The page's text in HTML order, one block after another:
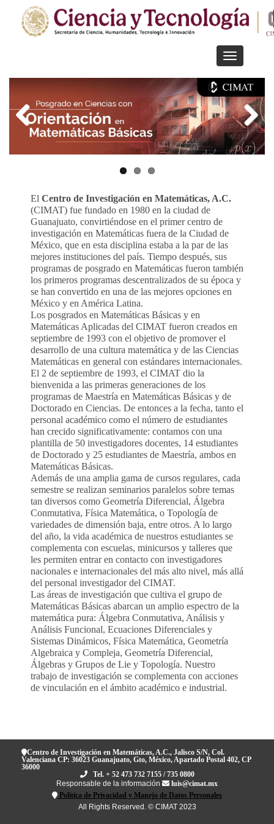
contenido
Toggle
navigation
El Centro de Investigación en Matemáticas, A.C.
(CIMAT) fue fundado en 1980 en la ciudad de
Guanajuato, convirtiéndose en el primer centro de
investigación en Matemáticas fuera de la Ciudad de
México, que en esta disciplina estaba a la par de las
mejores instituciones del país. Tiempo después, sus
programas de posgrado en Matemáticas fueron también
los primeros programas descentralizados de su época y
se han convertido en una de las mejores opciones en
México y en América Latina.
Los posgrados en Matemáticas Básicas y en
Matemáticas Aplicadas del CIMAT fueron creados en
septiembre de 1993 con el objetivo de promover el
desarrollo de una cultura matemática y de las Ciencias
Matemáticas en general con estándares internacionales.
El 2 de septiembre de 1993, el CIMAT dio la
bienvenida a las primeras generaciones de los
programas de Maestría en Matemáticas Básicas y de
Doctorado en Ciencias. De entonces a la fecha, tanto el
personal académico como el número de estudiantes
han crecido significativamente: contamos con una
plantilla de 50 investigadores docentes, 14 estudiantes
de Doctorado y 25 estudiantes de Maestría, ambos en
Matemáticas Básicas.
Además de una amplia gama de cursos regulares, cada
semestre se realizan seminarios paralelos sobre temas
tan diversos como Geometría Diferencial, Álgebra
Conmutativa, Física Matemática, o Topología de
variedades de dimensión baja, entre otros. A lo largo
del año, la vida académica de nuestros estudiantes se
complementa con escuelas, minicursos y talleres que
les permiten entrar en contacto con investigadores
nacionales e internacionales del más alto nivel, más allá
del personal investigador del CIMAT.
Las áreas de investigación que cultiva el grupo de
Matemáticas Básicas abarcan un amplio espectro de la
matemática pura: Álgebra Conmutativa, Análisis y
Análisis Funcional, Ecuaciones Diferenciales y
Sistemas Dinámicos, Física Matemática, Geometría
Algebraica y Compleja, Geometría Diferencial,
Álgebras y Grupos de Lie y Topología. Nuestro
trabajo de investigación se complementa con acciones
de vinculación en el ámbito académico e industrial.
Centro de Investigación en Matemáticas, A.C., Jalisco S/N, Col.
Valenciana CP: 36023 Guanajuato, Gto, México, Apartado Postal 402, CP
36000
Tel. + 52 473 732 7155 / 735 0800
Responsable de la información
luis@cimat.mx
Política de Privacidad y Manejo de Datos Personales
All Rights Reserved. © CIMAT 2023